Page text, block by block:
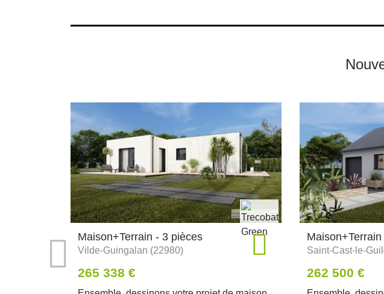
Maison+Terrain - 3 pièces
Vilde-Guingalan (22980)
265 338 €
Saint-Cast-le-
262 500 €